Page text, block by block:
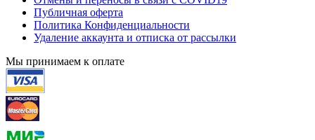
Публичная оферта
Политика Конфиденциальности
Удаление аккаунта и отписка от рассылки
Мы принимаем к оплате